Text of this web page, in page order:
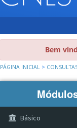
Bem
PÁGINA INICIAL >
Básico